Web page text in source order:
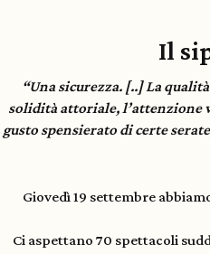
Il
“Una sicurezza. [..] La
solidità attoriale, l’attenzione
gusto spensierato di certe
Giovedì 19 settembre
Ci aspettano 70 spettacoli